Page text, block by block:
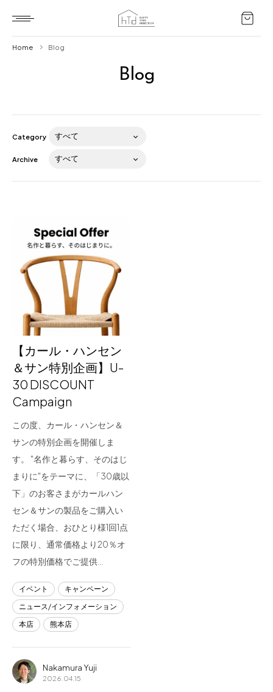
About us
for Business
Recruit
Contact
フラッグシップストア
熊本店
Arv
Blog
Home Blog
Category
Archive
【カール・ハンセン
＆サン特別企画】U-
30 DISCOUNT
Campaign
この度、カール・ハンセン＆
サンの特別企画を開催しま
す。 "名作と暮らす、そのはじ
まりに"をテーマに、「30歳以
下」のお客さまがカールハン
セン＆サンの製品をご購入い
ただく場合、おひとり様1回1点
に限り、通常価格より20％オ
フの特別価格でご提供…
イベント
キャンペーン
ニュース/インフォメーション
本店
熊本店
Nakamura Yuji
2026.04.15